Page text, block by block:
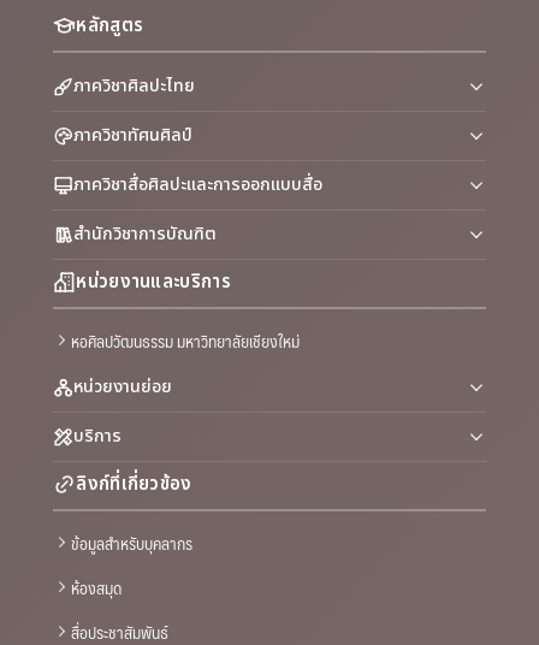
หลักสูตร
ภาควิชาศิลปะไทย
ภาควิชาทัศนศิลป์
ภาควิชาสื่อศิลปะและการออกแบบสื่อ
สำนักวิชาการบัณฑิต
หน่วยงานและบริการ
หอศิลปวัฒนธรรม มหาวิทยาลัยเชียงใหม่
หน่วยงานย่อย
บริการ
ลิงก์ที่เกี่ยวข้อง
ข้อมูลสำหรับบุคลากร
ห้องสมุด
สื่อประชาสัมพันธ์